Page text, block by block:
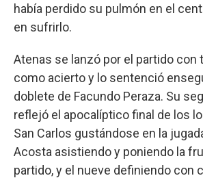
había perdido su pulmón en el
en sufrirlo.
Atenas se lanzó por el partido con
como acierto y lo sentenció
doblete de Facundo Peraza. Su
reflejó el apocalíptico final de los
San Carlos gustándose en la
Acosta asistiendo y poniendo la
partido, y el nueve definiendo con